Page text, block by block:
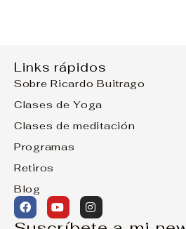
Links rápidos
Sobre Ricardo Buitrago
Clases de Yoga
Clases de meditación
Programas
Retiros
Blog